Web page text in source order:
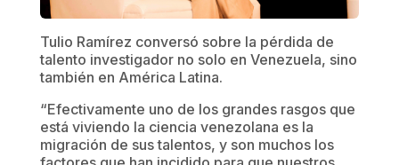
Tulio Ramírez conversó sobre la pérdida de
talento investigador no solo en Venezuela, sino
también en América Latina.
“Efectivamente uno de los grandes rasgos que
está viviendo la ciencia venezolana es la
migración de sus talentos, y son muchos los